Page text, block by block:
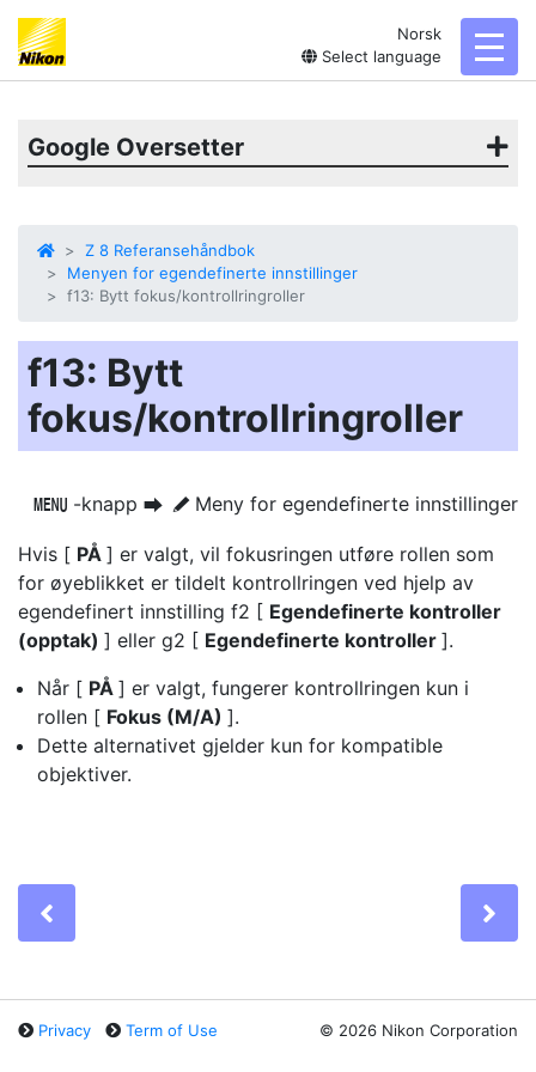
Norsk
Select language
Google Oversetter
Z 8 Referansehåndbok
Menyen for egendefinerte innstillinger
f13: Bytt fokus/kontrollringroller
f13: Bytt
fokus/kontrollringroller
G -knapp U A Meny for egendefinerte innstillinger
Hvis [ PÅ ] er valgt, vil fokusringen utføre rollen som
for øyeblikket er tildelt kontrollringen ved hjelp av
egendefinert innstilling f2 [ Egendefinerte kontroller
(opptak) ] eller g2 [ Egendefinerte kontroller ].
Når [ PÅ ] er valgt, fungerer kontrollringen kun i
rollen [ Fokus (M/A) ].
Dette alternativet gjelder kun for kompatible
objektiver.
Privacy Term of Use © 2026 Nikon Corporation